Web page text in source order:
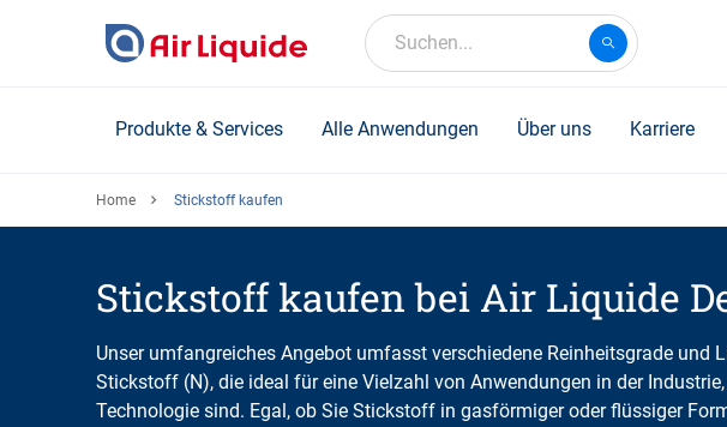
Suchen...
Produkte & Services Alle Anwendungen Über uns Karriere
Home Stickstoff kaufen
Stickstoff kaufen bei Air Liquide
Unser umfangreiches Angebot umfasst verschiedene Reinheitsgrade und
Stickstoff (N), die ideal für eine Vielzahl von Anwendungen in der
Technologie sind. Egal, ob Sie Stickstoff in gasförmiger oder flüssiger